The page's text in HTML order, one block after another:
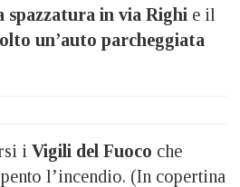
spazzatura in via Righi e il
un’auto parcheggiata
i Vigili del Fuoco che
l’incendio. (In copertina